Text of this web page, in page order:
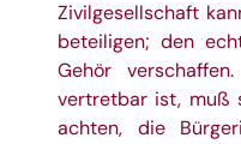
Zivilgesellschaft
beteiligen; den
Gehör
vertretbar ist, muß
achten, die